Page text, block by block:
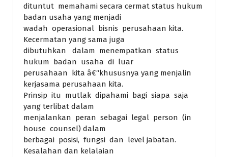
dituntut memahami secara cermat status hukum
badan usaha yang menjadi
wadah operasional bisnis perusahaan kita.
Kecermatan yang sama juga
dibutuhkan dalam menempatkan status
hukum badan usaha di luar
perusahaan kita â€“khususnya yang menjalin
kerjasama perusahaan kita.
Prinsip itu mutlak dipahami bagi siapa saja
yang terlibat dalam
menjalankan peran sebagai legal person (in
house counsel) dalam
berbagai posisi, fungsi dan level jabatan.
Kesalahan dan kelalaian